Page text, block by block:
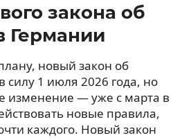
закона об
Германии
новый закон об
силу 1 июля 2026 года, но
изменение — уже с марта в
новые правила,
каждого. Новый закон